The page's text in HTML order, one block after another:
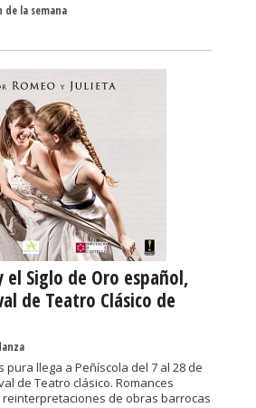
de la semana
el Siglo de Oro español,
de Teatro Clásico de
pura llega a Peñíscola del 7 al 28 de
de Teatro clásico. Romances
de obras barrocas